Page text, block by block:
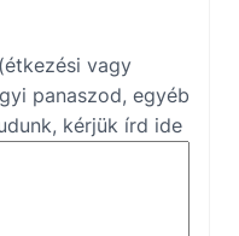
vagy
panaszod, egyéb
kérjük írd ide